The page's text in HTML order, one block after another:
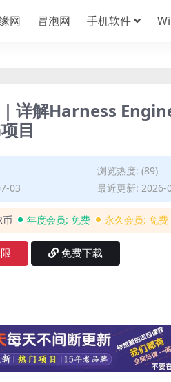
网 冒泡网 手机软件
｜详解Harness
目
浏览热度: (89)
03
最近更新: 2026-
币 年度会员: 免费 永久会员: 免费
免费下载